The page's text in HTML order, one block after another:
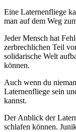
Eine Laternenfliege
man auf dem Weg
Jeder Mensch hat
zerbrechlichen Teil
solidarische Welt
können.
Auch wenn du
Laternenfliege sein
kannst.
Der Anblick der
schlafen können.